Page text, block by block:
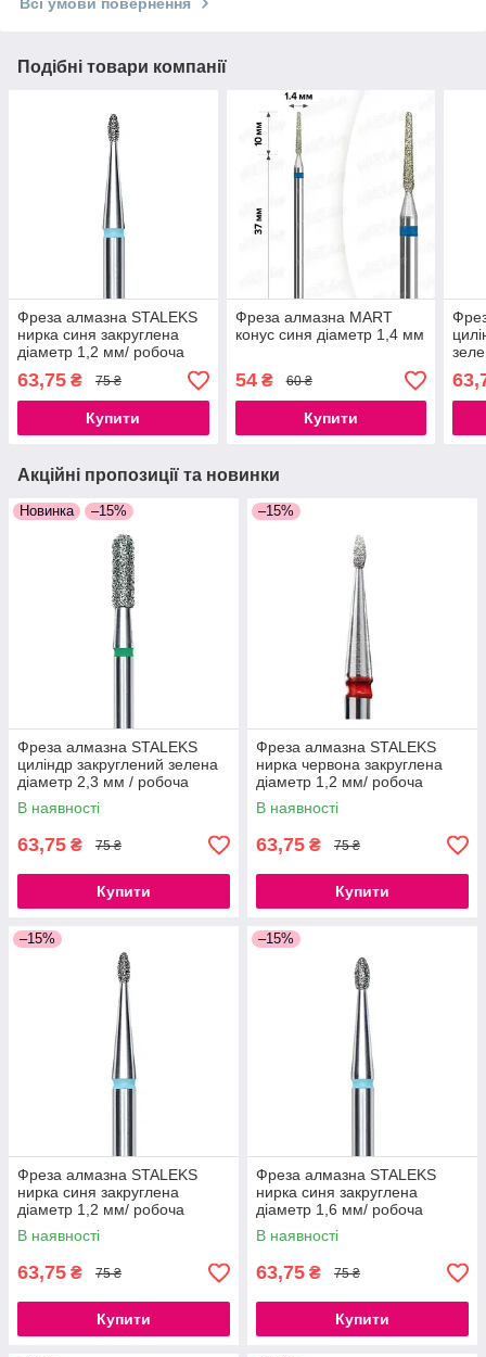
Подібні товари компанії
Фреза алмазна STALEKS
нирка синя закруглена
діаметр 1,2 мм/ робоча
частина 3 мм
63,75 ₴ 75 ₴
Купити
Фреза алмазна MART
конус синя діаметр 1,4 мм
54₴ 60 ₴
Купити
Акційні пропозиції та новинки
Новинка –15%
Фреза алмазна STALEKS
циліндр закруглений зелена
діаметр 2,3 мм / робоча
частина 8 мм
В наявності
63,75 ₴ 75 ₴
Купити
–15%
Фреза алмазна STALEKS
нирка червона закруглена
діаметр 1,2 мм/ робоча
частина 3 мм
В наявності
63,75 ₴ 75 ₴
Купити
–15%
Фреза алмазна STALEKS
нирка синя закруглена
діаметр 1,2 мм/ робоча
частина 3 мм
В наявності
63,75 ₴ 75 ₴
Купити
–15%
Фреза алмазна STALEKS
нирка синя закруглена
діаметр 1,6 мм/ робоча
частина 3,4 мм
В наявності
63,75 ₴ 75 ₴
Купити